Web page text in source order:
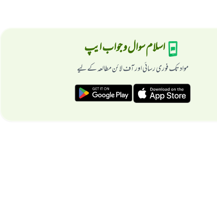
اسلام سوال و جواب ایپ
مواد تک فوری رسائی اور آف لائن مطالعہ کے لیے